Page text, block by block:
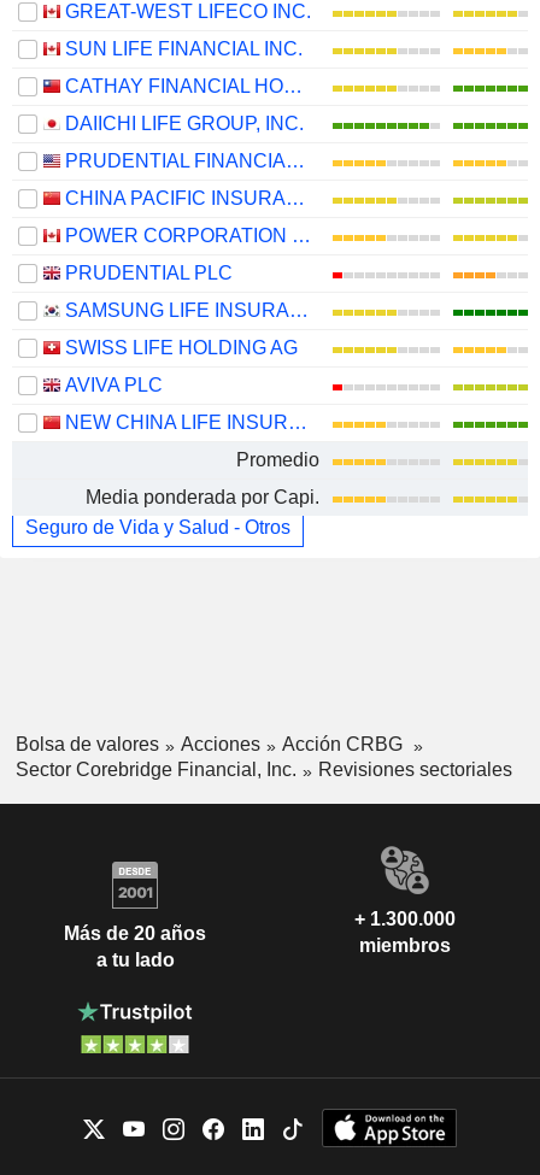
GREAT-WEST LIFECO INC.
SUN LIFE FINANCIAL INC.
CATHAY FINANCIAL HOLDING CO., LTD.
DAIICHI LIFE GROUP, INC.
PRUDENTIAL FINANCIAL, INC.
CHINA PACIFIC INSURANCE (GROUP) CO., LTD.
POWER CORPORATION OF CANADA
PRUDENTIAL PLC
SAMSUNG LIFE INSURANCE CO., LTD.
SWISS LIFE HOLDING AG
AVIVA PLC
NEW CHINA LIFE INSURANCE COMPANY LTD.
Promedio
Media ponderada por Capi.
Seguro de Vida y Salud - Otros
Bolsa de valores Acciones
Acción CRBG
Sector Corebridge Financial, Inc.
Revisiones sectoriales
Más de 20 años
a tu lado
+ 1.300.000
miembros